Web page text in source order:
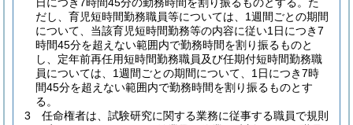
だし、育児短時間勤務職員等については、1週間ごとの期間
について、当該育児短時間勤務等の内容に従い1日につき7
時間45分を超えない範囲内で勤務時間を割り振るものと
し、定年前再任用短時間勤務職員及び任期付短時間勤務職
員については、1週間ごとの期間について、1日につき7時
間45分を超えない範囲内で勤務時間を割り振るものとす
る。
3
任命権者は、試験研究に関する業務に従事する職員で規則